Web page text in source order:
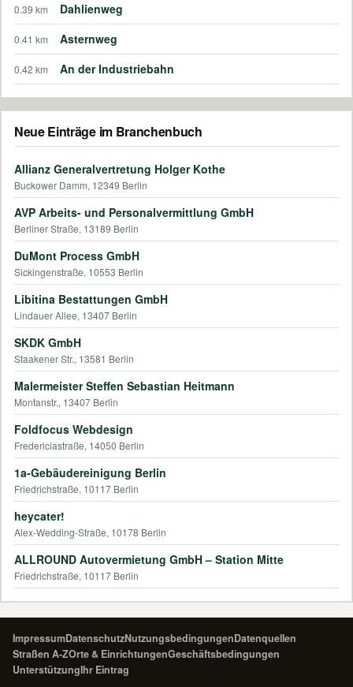
0.39 km Dahlienweg
0.41 km Asternweg
0.42 km An der Industriebahn
Neue Einträge im Branchenbuch
Allianz Generalvertretung Holger Kothe
Buckower Damm, 12349 Berlin
AVP Arbeits- und Personalvermittlung GmbH
Berliner Straße, 13189 Berlin
DuMont Process GmbH
Sickingenstraße, 10553 Berlin
Libitina Bestattungen GmbH
Lindauer Allee, 13407 Berlin
SKDK GmbH
Staakener Str., 13581 Berlin
Malermeister Steffen Sebastian Heitmann
Montanstr., 13407 Berlin
Foldfocus Webdesign
Fredericiastraße, 14050 Berlin
1a-Gebäudereinigung Berlin
Friedrichstraße, 10117 Berlin
heycater!
Alex-Wedding-Straße, 10178 Berlin
ALLROUND Autovermietung GmbH – Station Mitte
Friedrichstraße, 10117 Berlin
ImpressumDatenschutzNutzungsbedingungenDatenquellen
Straßen A-ZOrte & EinrichtungenGeschäftsbedingungen
UnterstützungIhr Eintrag